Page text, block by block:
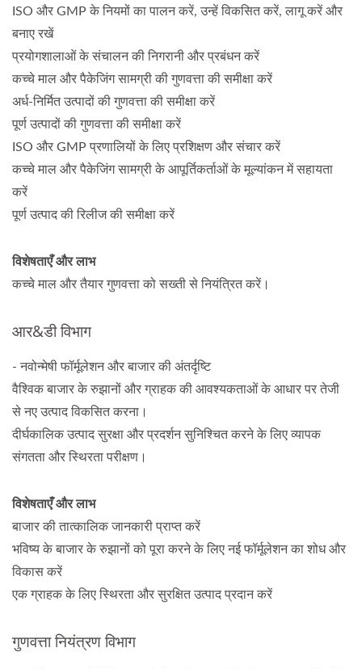
ISO और GMP के नियमों का पालन करें, उन्हें विकसित करें, लागू करें और
बनाए रखें
प्रयोगशालाओं के संचालन की निगरानी और प्रबंधन करें
कच्चे माल और पैकेजिंग सामग्री की गुणवत्ता की समीक्षा करें
अर्ध-निर्मित उत्पादों की गुणवत्ता की समीक्षा करें
पूर्ण उत्पादों की गुणवत्ता की समीक्षा करें
ISO और GMP प्रणालियों के लिए प्रशिक्षण और संचार करें
कच्चे माल और पैकेजिंग सामग्री के आपूर्तिकर्ताओं के मूल्यांकन में सहायता
करें
पूर्ण उत्पाद की रिलीज की समीक्षा करें
विशेषताएँ और लाभ
कच्चे माल और तैयार गुणवत्ता को सख्ती से नियंत्रित करें।
आर&डी विभाग
- नवोन्मेषी फॉर्मूलेशन और बाजार की अंतर्दृष्टि
वैश्विक बाजार के रुझानों और ग्राहक की आवश्यकताओं के आधार पर तेजी
से नए उत्पाद विकसित करना।
दीर्घकालिक उत्पाद सुरक्षा और प्रदर्शन सुनिश्चित करने के लिए व्यापक
संगतता और स्थिरता परीक्षण।
विशेषताएँ और लाभ
बाजार की तात्कालिक जानकारी प्राप्त करें
भविष्य के बाजार के रुझानों को पूरा करने के लिए नई फॉर्मूलेशन का शोध और
विकास करें
एक ग्राहक के लिए स्थिरता और सुरक्षित उत्पाद प्रदान करें
गुणवत्ता नियंत्रण विभाग